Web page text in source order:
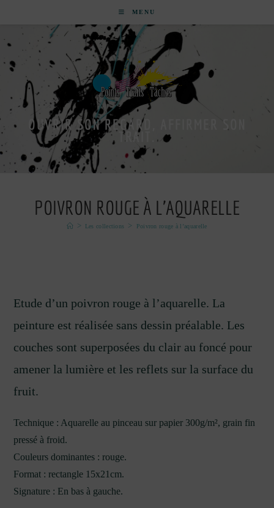
MENU
OUVRIR SON REGARD, AFFIRMER SON
TRAIT.
POIVRON ROUGE À L’AQUARELLE
> Les collections > Poivron rouge à l’aquarelle
Etude d’un poivron rouge à l’aquarelle. La
peinture est réalisée sans dessin préalable. Les
couches sont superposées du clair au foncé pour
amener la lumière et les reflets sur la surface du
fruit.
Technique : Aquarelle au pinceau sur papier 300g/m², grain fin
pressé à froid.
Couleurs dominantes : rouge.
Format : rectangle 15x21cm.
Signature : En bas à gauche.